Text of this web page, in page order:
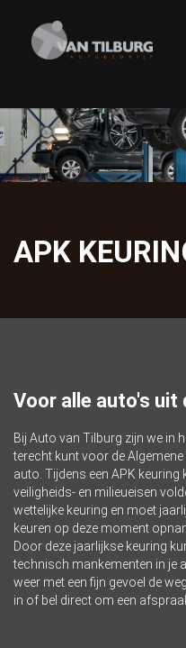
APK
Voor alle auto's uit
Bij Auto van Tilburg zijn we in
terecht kunt voor de
auto. Tijdens een APK keuring
veiligheids- en milieueisen
wettelijke keuring en moet
keuren op deze moment
Door deze jaarlijkse keuring
technisch mankementen in je
weer met een fijn gevoel de
in of bel direct om een